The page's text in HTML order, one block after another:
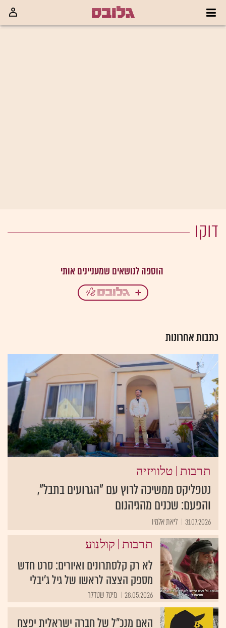
דוקו
כתבות אחרונות
תרבות | טלוויזיה
נטפליקס ממשיכה לרוץ עם "הגרועים בתבל",
והפעם: שכנים מהגיהנום
31.07.2026 ליאת אלמיו
תרבות | קולנוע
לא רק קלסתרונים ואיורים: סרט חדש
מספק הצצה לראשו של גיל ג'יבלי
28.05.2026 מיטל שטדלר
האם מנכ"ל של חברה ישראלית יפצח